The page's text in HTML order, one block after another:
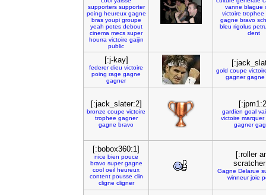
supporters supporter
poing heureux gagne
bras youpi groupe
yeah potes debout
cinema mecs super
hourra victoire gaijin
public
vanne blague
victoire trophee
gagne bravo
bleu rigolus
dent
[:j-kay]
federer dieu victoire
poing rage gagne
gagner
gold coupe
gagner gagne
[:jack_slater:2]
bronze coupe victoire
trophee gagner
gagne bravo
gardien goal
victoire marquer
gagner
[:bobox360:1]
nice bien pouce
bravo super gagne
cool oeil heureux
content pousse clin
cligne cligner
[:roller
Gagne Delarue
winneur joie